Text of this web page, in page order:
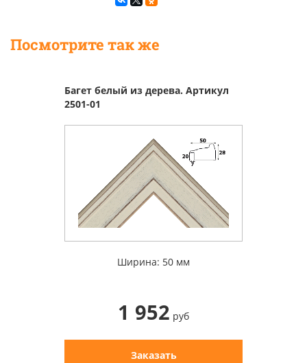
Посмотрите так же
Багет белый из дерева. Артикул
2501-01
Ширина: 50 мм
1 952 руб
Заказать